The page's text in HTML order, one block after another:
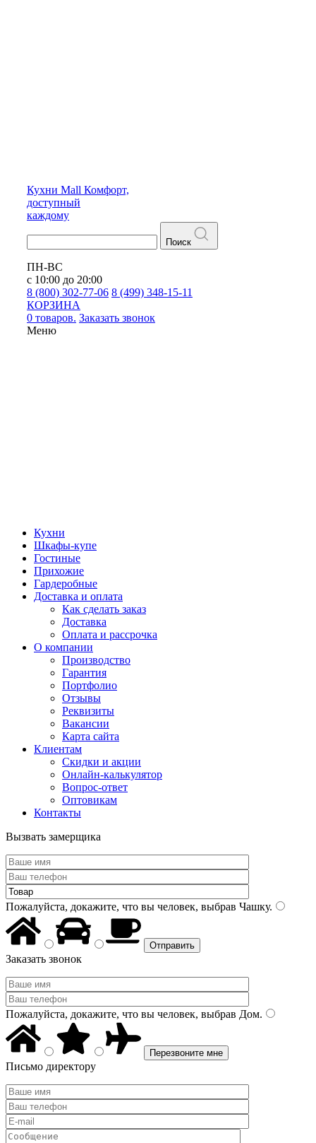
Кухни Mall Комфорт,
доступный
каждому
Поиск
ПН-ВС
с 10:00 до 20:00
8 (800) 302-77-06 8 (499) 348-15-11
КОРЗИНА
0 товаров. Заказать звонок
Меню
Кухни
Шкафы-купе
Гостиные
Прихожие
Гардеробные
Доставка и оплата
Как сделать заказ
Доставка
Оплата и рассрочка
О компании
Производство
Гарантия
Портфолио
Отзывы
Реквизиты
Вакансии
Карта сайта
Клиентам
Скидки и акции
Онлайн-калькулятор
Вопрос-ответ
Оптовикам
Контакты
Вызвать замерщика
Пожалуйста, докажите, что вы человек, выбрав Чашку.
Заказать звонок
Пожалуйста, докажите, что вы человек, выбрав Дом.
Письмо директору